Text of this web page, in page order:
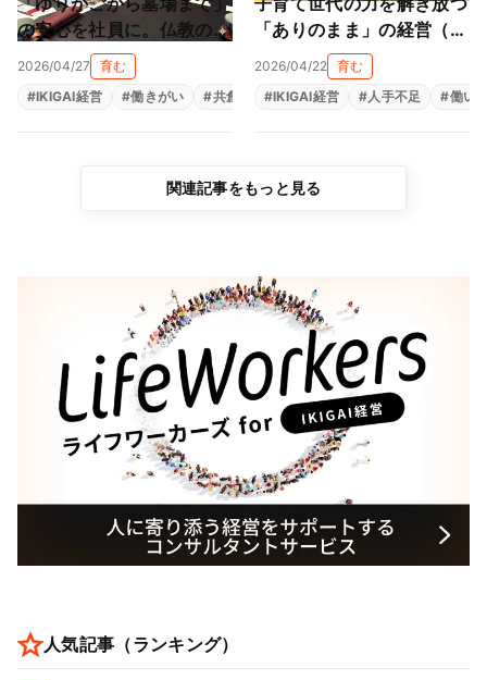
の安心を社員に。仏教の教
えと親心が育む「共にあ
る」経営（尾張陸運株式会
社）
2026/04/27
育む
#IKIGAI経営 #働きがい #共創 #生きがい 福利厚生 組織改革
「ありのまま」の経営（上
村陶磁器株式会社）
2026/04/22 育む
#IKIGAI経営 # 人手不足 #働い
関連記事をもっと見る
人気記事（ランキング）